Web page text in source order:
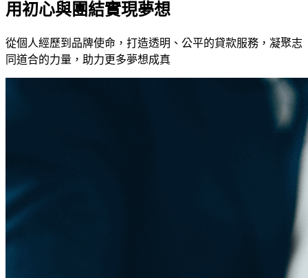
用初心與團結實現夢想
從個人經歷到品牌使命，打造透明、公平的貸款服務，凝聚志
同道合的力量，助力更多夢想成真